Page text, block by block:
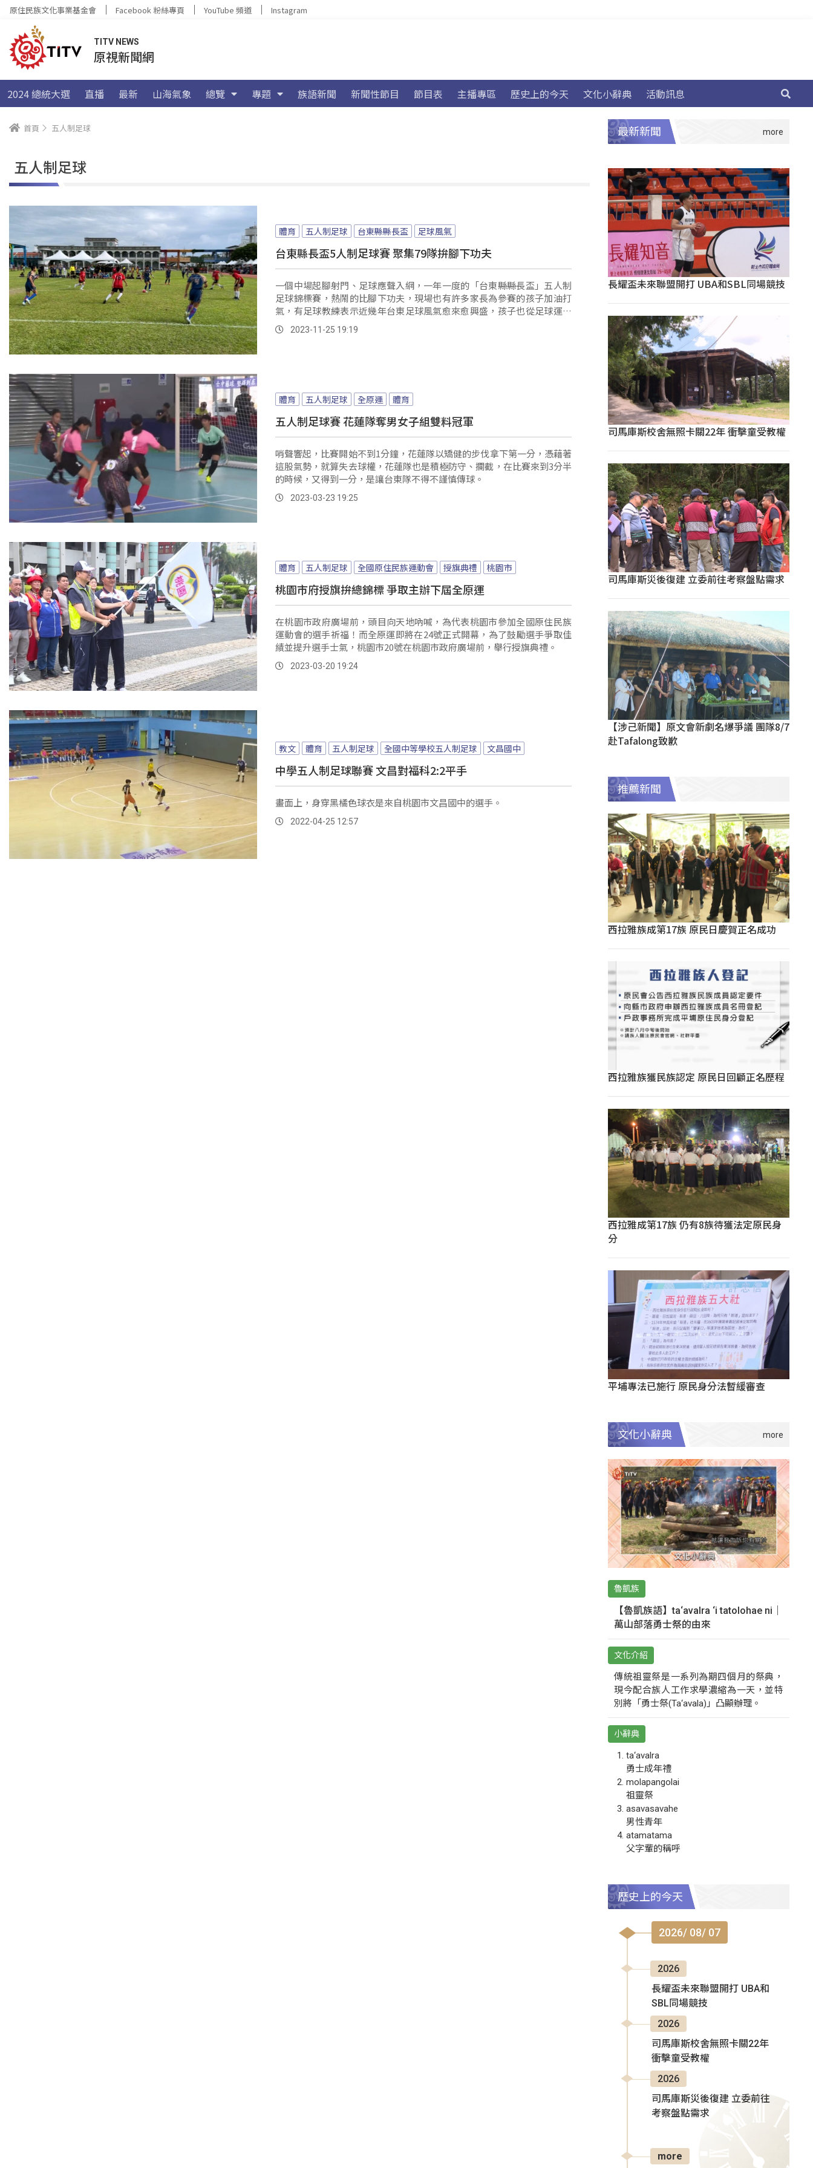
原住民族文化事業基金會 Facebook 粉絲專頁 YouTube 頻道 Instagram
TITV NEWS
原視新聞網
2024 總統大選 直播 最新 山海氣象 總覽 專題 族語新聞 新聞性節目 節目表 主播專區 歷史上的今天 文化小辭典 活動訊息
首頁 五人制足球
五人制足球
體育 五人制足球 台東縣縣長盃 足球風氣
台東縣長盃5人制足球賽 聚集79隊拚腳下功夫
一個中場起腳射門、足球應聲入網，一年一度的「台東縣縣長盃」五人制
足球錦標賽，熱鬧的比腳下功夫，現場也有許多家長為參賽的孩子加油打
氣，有足球教練表示近幾年台東足球風氣愈來愈興盛，孩子也從足球運動
中，學習到團結合作的重要。
2023-11-25 19:19
體育 五人制足球 全原運 體育
五人制足球賽 花蓮隊奪男女子組雙料冠軍
哨聲響起，比賽開始不到1分鐘，花蓮隊以矯健的步伐拿下第一分，憑藉著
這股氣勢，就算失去球權，花蓮隊也是積極防守、攔截，在比賽來到3分半
的時候，又得到一分，是讓台東隊不得不謹慎傳球。
2023-03-23 19:25
體育 五人制足球 全國原住民族運動會 授旗典禮 桃園市
桃園市府授旗拚總錦標 爭取主辦下屆全原運
在桃園市政府廣場前，頭目向天地吶喊，為代表桃園市參加全國原住民族
運動會的選手祈福！而全原運即將在24號正式開幕，為了鼓勵選手爭取佳
績並提升選手士氣，桃園市20號在桃園市政府廣場前，舉行授旗典禮。
2023-03-20 19:24
教文 體育 五人制足球 全國中等學校五人制足球 文昌國中
中學五人制足球聯賽 文昌對福科2:2平手
畫面上，身穿黑橘色球衣是來自桃園市文昌國中的選手。
2022-04-25 12:57
最新新聞
長耀盃未來聯盟開打 UBA和SBL同場競技
司馬庫斯校舍無照卡關22年 衝擊童受教權
司馬庫斯災後復建 立委前往考察盤點需求
【涉己新聞】原文會新劇名爆爭議 團隊8/7
赴Tafalong致歉
推薦新聞
西拉雅族成第17族 原民日慶賀正名成功
西拉雅族獲民族認定 原民日回顧正名歷程
西拉雅成第17族 仍有8族待獲法定原民身
分
平埔專法已施行 原民身分法暫緩審查
文化小辭典
魯凱族
【魯凱族語】ta‘avalra ‘i tatolohae ni｜
萬山部落勇士祭的由來
文化介紹
傳統祖靈祭是一系列為期四個月的祭典，
現今配合族人工作求學濃縮為一天，並特
別將「勇士祭(Ta‘avala)」凸顯辦理。
小辭典
ta‘avalra
勇士成年禮
molapangolai
祖靈祭
asavasavahe
男性青年
atamatama
父字輩的稱呼
歷史上的今天
2026/ 08/ 07
2026
長耀盃未來聯盟開打 UBA和
SBL同場競技
2026
司馬庫斯校舍無照卡關22年
衝擊童受教權
2026
司馬庫斯災後復建 立委前往
考察盤點需求
more